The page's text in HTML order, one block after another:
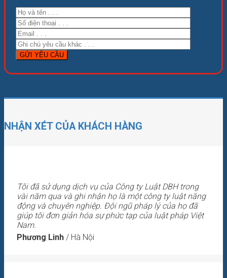
NHẬN XÉT CỦA KHÁCH HÀNG
Tôi đã sử dụng dịch vụ của Công ty Luật DBH trong
vài năm qua và ghi nhận họ là một công ty luật năng
động và chuyên nghiệp. Đội ngũ pháp lý của họ đã
giúp tôi đơn giản hóa sự phức tạp của luật pháp Việt
Nam.
Phương Linh / Hà Nội